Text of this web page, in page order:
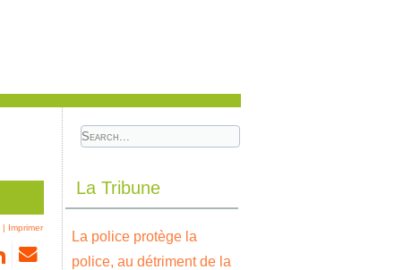
| Imprimer
La Tribune
La police protège la
police, au détriment de la